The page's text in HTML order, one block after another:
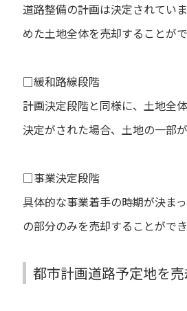
道路整備の計画は決定されてい
めた土地全体を売却することがで
□緩和路線段階
計画決定段階と同様に、土地全
決定がされた場合、土地の一部
□事業決定段階
具体的な事業着手の時期が決ま
の部分のみを売却することができ
都市計画道路予定地を